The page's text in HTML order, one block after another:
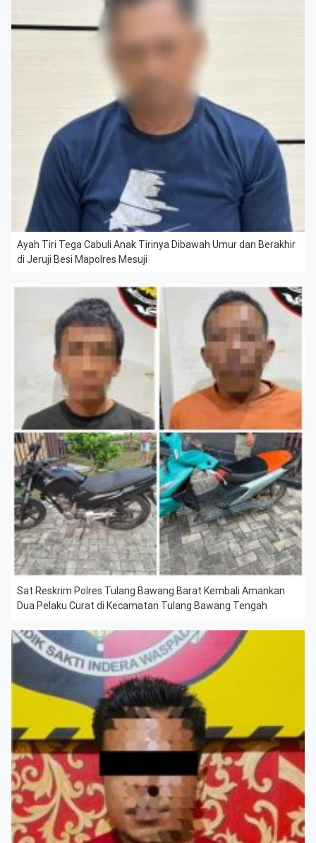
Ayah Tiri Tega Cabuli Anak Tirinya Dibawah Umur dan Berakhir
di Jeruji Besi Mapolres Mesuji
Sat Reskrim Polres Tulang Bawang Barat Kembali Amankan
Dua Pelaku Curat di Kecamatan Tulang Bawang Tengah